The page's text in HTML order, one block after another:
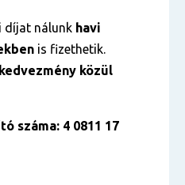
díjat nálunk havi
is fizethetik.
kedvezmény közül
száma: 4 0811 17